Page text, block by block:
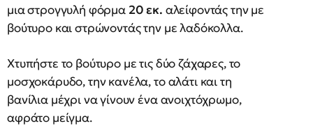
μια στρογγυλή φόρμα 20 εκ. αλείφοντάς την με
βούτυρο και στρώνοντάς την με λαδόκολλα.
Χτυπήστε το βούτυρο με τις δύο ζάχαρες, το
μοσχοκάρυδο, την κανέλα, το αλάτι και τη
βανίλια μέχρι να γίνουν ένα ανοιχτόχρωμο,
αφράτο μείγμα.